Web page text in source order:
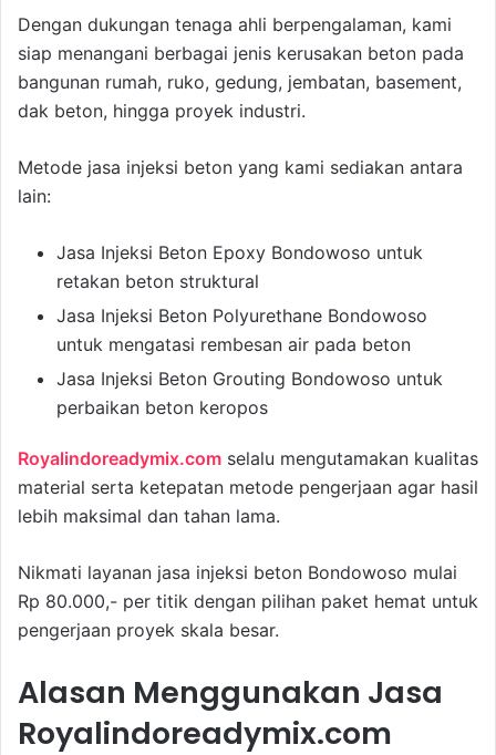
Dengan dukungan tenaga ahli berpengalaman, kami
siap menangani berbagai jenis kerusakan beton pada
bangunan rumah, ruko, gedung, jembatan, basement,
dak beton, hingga proyek industri.
Metode jasa injeksi beton yang kami sediakan antara
lain:
Jasa Injeksi Beton Epoxy Bondowoso untuk
retakan beton struktural
Jasa Injeksi Beton Polyurethane Bondowoso
untuk mengatasi rembesan air pada beton
Jasa Injeksi Beton Grouting Bondowoso untuk
perbaikan beton keropos
Royalindoreadymix.com selalu mengutamakan kualitas
material serta ketepatan metode pengerjaan agar hasil
lebih maksimal dan tahan lama.
Nikmati layanan jasa injeksi beton Bondowoso mulai
Rp 80.000,- per titik dengan pilihan paket hemat untuk
pengerjaan proyek skala besar.
Alasan Menggunakan Jasa
Royalindoreadymix.com